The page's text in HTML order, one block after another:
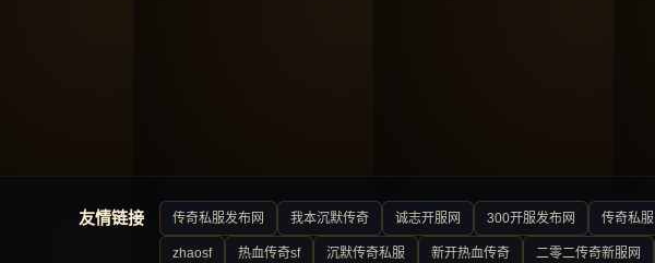
友情链接 传奇私服发布网 我本沉默传奇 诚志开服网 300开服发布网 传奇私服
zhaosf 热血传奇sf 沉默传奇私服 新开热血传奇 二零二传奇新服网